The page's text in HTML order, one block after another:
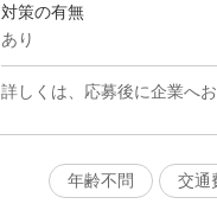
対策の有無
あり
詳しくは、応募後に企業へ
年齢不問
交通